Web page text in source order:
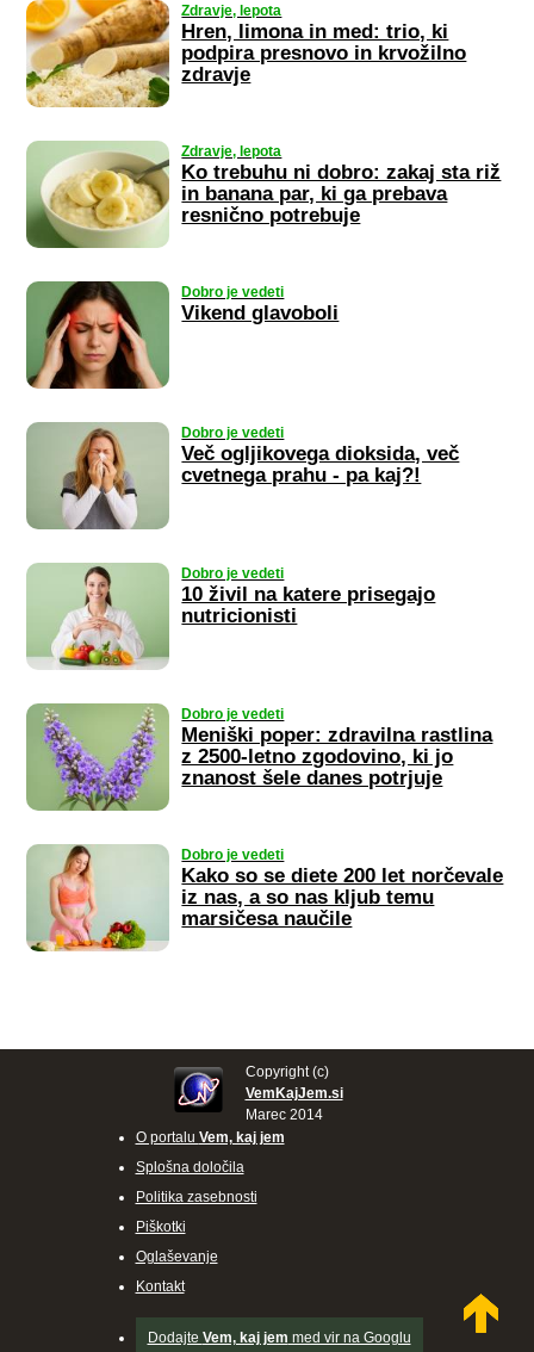
Zdravje, lepota
Hren, limona in med: trio, ki
podpira presnovo in krvožilno
zdravje
Zdravje, lepota
Ko trebuhu ni dobro: zakaj sta riž
in banana par, ki ga prebava
resnično potrebuje
Dobro je vedeti
Vikend glavoboli
Dobro je vedeti
Več ogljikovega dioksida, več
cvetnega prahu - pa kaj?!
Dobro je vedeti
10 živil na katere prisegajo
nutricionisti
Dobro je vedeti
Meniški poper: zdravilna rastlina
z 2500-letno zgodovino, ki jo
znanost šele danes potrjuje
Dobro je vedeti
Kako so se diete 200 let norčevale
iz nas, a so nas kljub temu
marsičesa naučile
Copyright (c)
VemKajJem.si
Marec 2014
O portalu Vem, kaj jem
Splošna določila
Politika zasebnosti
Piškotki
Oglaševanje
Kontakt
Dodajte Vem, kaj jem med vir na Googlu